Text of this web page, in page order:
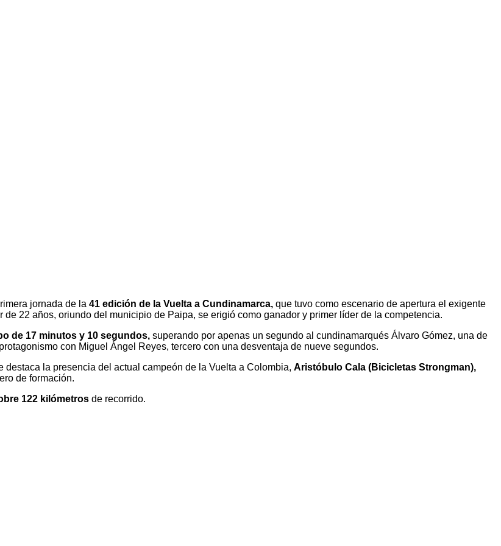
jornada de la 41 edición de la Vuelta a Cundinamarca, que tuvo como escenario de apertura el exigente
22 años, oriundo del municipio de Paipa, se erigió como ganador y primer líder de la competencia.
de 17 minutos y 10 segundos, superando por apenas un segundo al cundinamarqués Álvaro Gómez, una de
con Miguel Ángel Reyes, tercero con una desventaja de nueve segundos.
la presencia del actual campeón de la Vuelta a Colombia, Aristóbulo Cala (Bicicletas Strongman),
de formación.
122 kilómetros de recorrido.